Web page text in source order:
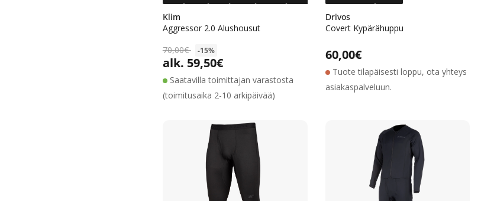
Klim
Aggressor 2.0 Alushousut
Alennushinta
alk. 59,50€
Normaalihinta
70,00€ -15%
Saatavilla toimittajan varastosta
(toimitusaika 2-10 arkipäivää)
Drivos
Covert Kypärähuppu
Normaalihinta
60,00€Alennushinta
Normaalihinta
Tuote tilapäisesti loppu, ota yhteys
asiakaspalveluun.